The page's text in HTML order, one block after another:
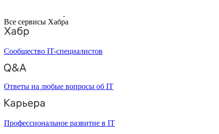
Все сервисы Хабра
Сообщество IT-специалистов
Ответы на любые вопросы об IT
Профессиональное развитие в IT